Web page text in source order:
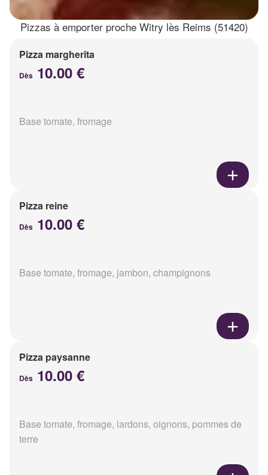
Pizzas à emporter proche Witry lès Reims (51420)
Pizza margherita
Dès 10.00 €
Base tomate, fromage
Pizza reine
Dès 10.00 €
Base tomate, fromage, jambon, champignons
Pizza paysanne
Dès 10.00 €
Base tomate, fromage, lardons, oignons, pommes de
terre